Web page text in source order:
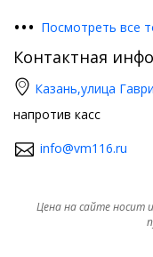
••• Посмотреть все
Контактная
Казань,улица
напротив касс
info@vm116.ru
Цена на сайте носит